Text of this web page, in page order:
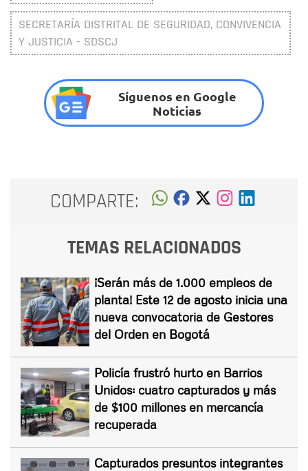
SECRETARÍA DISTRITAL DE SEGURIDAD, CONVIVENCIA
Y JUSTICIA - SDSCJ
Síguenos en Google
Noticias
COMPARTE:
TEMAS RELACIONADOS
¡Serán más de 1.000 empleos de
planta! Este 12 de agosto inicia una
nueva convocatoria de Gestores
del Orden en Bogotá
Policía frustró hurto en Barrios
Unidos: cuatro capturados y más
de $100 millones en mercancía
recuperada
Capturados presuntos integrantes